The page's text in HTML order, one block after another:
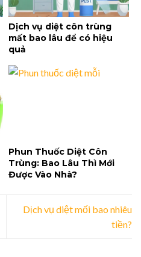
Dịch vụ diệt côn trùng
mất bao lâu để có hiệu
quả
Phun Thuốc Diệt Côn
Trùng: Bao Lâu Thì Mới
Được Vào Nhà?
Dịch vụ diệt mối bao nhiêu
tiền?